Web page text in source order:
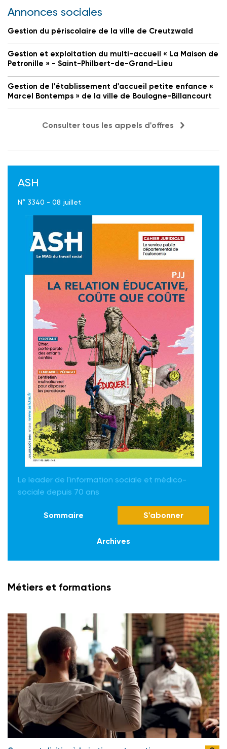
Annonces sociales
Gestion du périscolaire de la ville de Creutzwald
Gestion et exploitation du multi-accueil « La Maison de
Petronille » - Saint-Philbert-de-Grand-Lieu
Gestion de l'établissement d'accueil petite enfance «
Marcel Bontemps » de la ville de Boulogne-Billancourt
Consulter tous les appels d'offres
ASH
N° 3340 - 08 juillet
Le leader de l'information sociale et médico-
sociale depuis 70 ans
Sommaire S'abonner
Archives
Métiers et formations